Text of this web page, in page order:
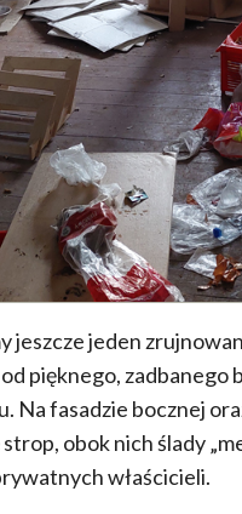
jeszcze jeden
pięknego, zadbanego
Na fasadzie bocznej
obok nich ślady
właścicieli.